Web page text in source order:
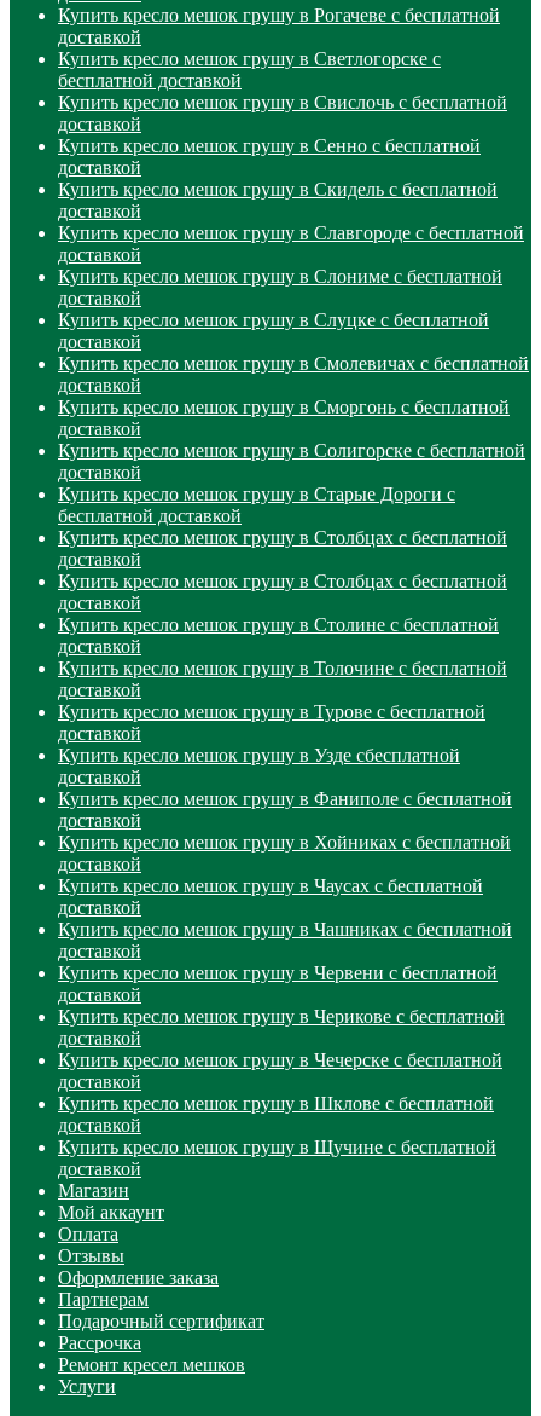
Купить кресло мешок грушу в Рогачеве с бесплатной
доставкой
Купить кресло мешок грушу в Светлогорске с
бесплатной доставкой
Купить кресло мешок грушу в Свислочь с бесплатной
доставкой
Купить кресло мешок грушу в Сенно с бесплатной
доставкой
Купить кресло мешок грушу в Скидель с бесплатной
доставкой
Купить кресло мешок грушу в Славгороде с бесплатной
доставкой
Купить кресло мешок грушу в Слониме с бесплатной
доставкой
Купить кресло мешок грушу в Слуцке с бесплатной
доставкой
Купить кресло мешок грушу в Смолевичах с бесплатной
доставкой
Купить кресло мешок грушу в Сморгонь с бесплатной
доставкой
Купить кресло мешок грушу в Солигорске с бесплатной
доставкой
Купить кресло мешок грушу в Старые Дороги с
бесплатной доставкой
Купить кресло мешок грушу в Столбцах с бесплатной
доставкой
Купить кресло мешок грушу в Столбцах с бесплатной
доставкой
Купить кресло мешок грушу в Столине с бесплатной
доставкой
Купить кресло мешок грушу в Толочине с бесплатной
доставкой
Купить кресло мешок грушу в Турове с бесплатной
доставкой
Купить кресло мешок грушу в Узде сбесплатной
доставкой
Купить кресло мешок грушу в Фаниполе с бесплатной
доставкой
Купить кресло мешок грушу в Хойниках с бесплатной
доставкой
Купить кресло мешок грушу в Чаусах с бесплатной
доставкой
Купить кресло мешок грушу в Чашниках с бесплатной
доставкой
Купить кресло мешок грушу в Червени с бесплатной
доставкой
Купить кресло мешок грушу в Черикове с бесплатной
доставкой
Купить кресло мешок грушу в Чечерске с бесплатной
доставкой
Купить кресло мешок грушу в Шклове с бесплатной
доставкой
Купить кресло мешок грушу в Щучине с бесплатной
доставкой
Магазин
Мой аккаунт
Оплата
Отзывы
Оформление заказа
Партнерам
Подарочный сертификат
Рассрочка
Ремонт кресел мешков
Услуги